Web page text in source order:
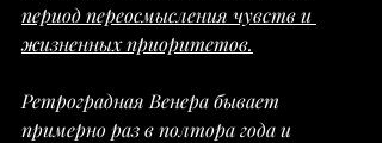
период переосмысления чувств и
жизненных приоритетов.
Ретроградная Венера бывает
примерно раз в полтора года и